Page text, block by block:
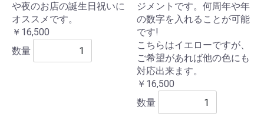
や夜のお店の誕生日祝いに
オススメです。
￥16,500
数量
ジメントです。何周年や年
の数字を入れることが可能
です!
こちらはイエローですが、
ご希望があれば他の色にも
対応出来ます。
￥16,500
数量